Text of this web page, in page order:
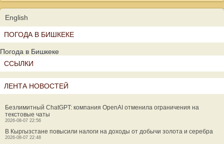
English
ПОГОДА В БИШКЕКЕ
Погода в Бишкеке
ССЫЛКИ
ЛЕНТА НОВОСТЕЙ
Безлимитный ChatGPT: компания OpenAI отменила ограничения на
текстовые чаты
2026-08-07 22:56
В Кыргызстане повысили налоги на доходы от добычи золота и серебра
2026-08-07 22:48